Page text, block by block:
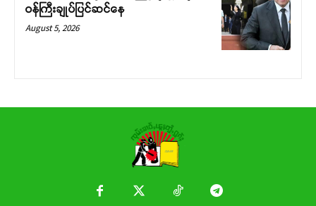
ဝန်ကြီးချုပ်ပြင်ဆင်နေ
August 5, 2026